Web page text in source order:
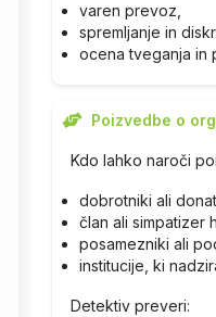
varen prevoz,
spremljanje in
ocena tveganja in
Poizvedbe o
Kdo lahko naroči
dobrotniki ali
član ali simpatizer
posamezniki ali
institucije, ki
Detektiv preveri: